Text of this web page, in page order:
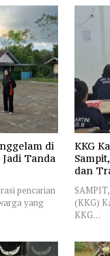
di
Jadi Tanda
pencarian
yang
KKG
dan
(KKG)
KKG…